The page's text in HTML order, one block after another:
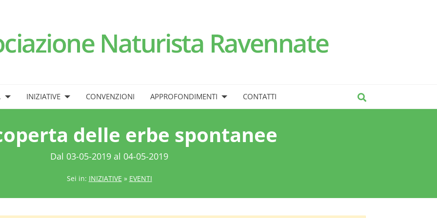
INIZIATIVE CONVENZIONI APPROFONDIMENTI CONTATTI
delle erbe spontanee
Dal 03-05-2019 al 04-05-2019
Sei in: INIZIATIVE » EVENTI